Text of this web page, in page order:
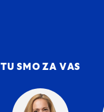
TU SMO ZA VAS